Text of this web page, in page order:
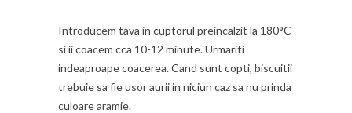
Introducem tava in cuptorul preincalzit la 180°C
si ii coacem cca 10-12 minute. Urmariti
indeaproape coacerea. Cand sunt copti, biscuitii
trebuie sa fie usor aurii in niciun caz sa nu prinda
culoare aramie.